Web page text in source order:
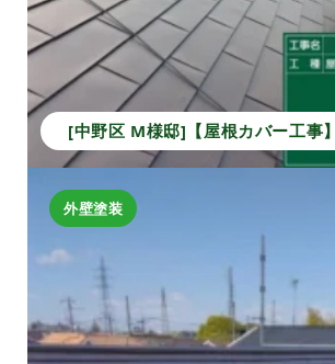
外壁塗装